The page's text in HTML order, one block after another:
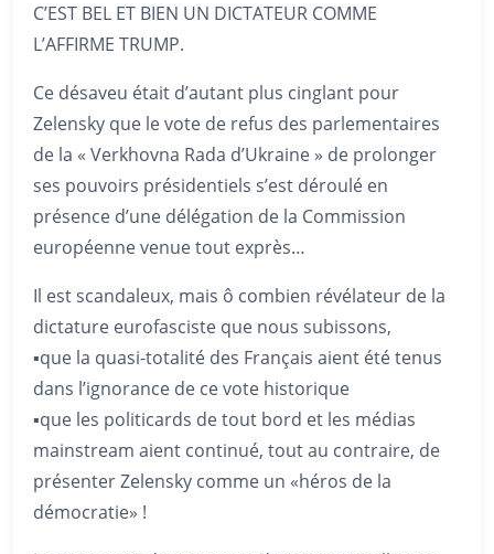
C’EST BEL ET BIEN UN DICTATEUR COMME
L’AFFIRME TRUMP.
Ce désaveu était d’autant plus cinglant pour
Zelensky que le vote de refus des parlementaires
de la « Verkhovna Rada d’Ukraine » de prolonger
ses pouvoirs présidentiels s’est déroulé en
présence d’une délégation de la Commission
européenne venue tout exprès…
Il est scandaleux, mais ô combien révélateur de la
dictature eurofasciste que nous subissons,
▪️que la quasi-totalité des Français aient été tenus
dans l’ignorance de ce vote historique
▪️que les politicards de tout bord et les médias
mainstream aient continué, tout au contraire, de
présenter Zelensky comme un «héros de la
démocratie» !